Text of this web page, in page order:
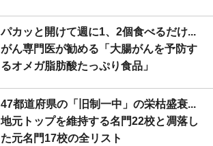
パカッと開けて週に1、2個食べるだけ...
がん専門医が勧める「大腸がんを予防す
るオメガ脂肪酸たっぷり食品」
47都道府県の「旧制一中」の栄枯盛衰...
地元トップを維持する名門22校と凋落し
た元名門17校の全リスト